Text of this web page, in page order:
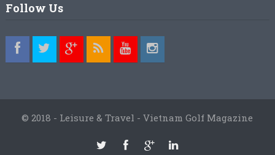
Follow Us
© 2018 - Leisure & Travel - Vietnam Golf Magazine